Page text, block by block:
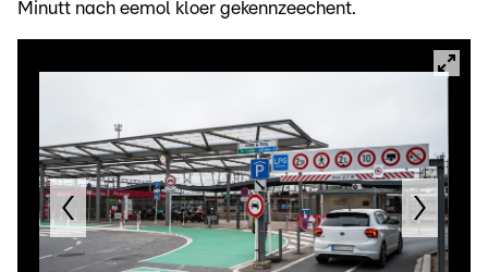
Minutt nach eemol kloer gekennzeechent.